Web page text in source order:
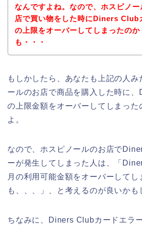
なんですよね。なので、ホスピノー
店で買い物をした時にDiners Club
の上限をオーバーしてしまったのか
も・・・
もしかしたら、あなたも上記の人み
ールのお店で商品を購入した時に
の上限金額をオーバーしてしまった
よ。
なので、ホスピノールのお店で
ーが発生してしまった人は、「
月の利用可能金額をオーバーしてし
も、、、」、と考えるのが良いかも
ちなみに、Diners Clubカードエラ